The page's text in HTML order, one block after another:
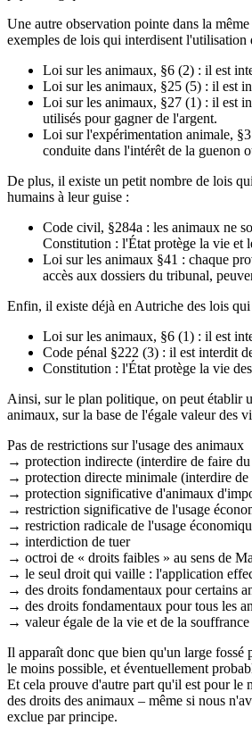
Une autre observation pointe dans la
exemples de lois qui interdisent
Loi sur les animaux, §6 (2) : il est
Loi sur les animaux, §25 (5) : il est
Loi sur les animaux, §27 (1) : il est
utilisés pour gagner de l'argent.
Loi sur l'expérimentation animale,
conduite dans l'intérêt de la guenon
De plus, il existe un petit nombre de lois
humains à leur guise :
Code civil, §284a : les animaux ne
Constitution : l'État protège la vie et
Loi sur les animaux §41 : chaque
accès aux dossiers du tribunal,
Enfin, il existe déjà en Autriche des lois
Loi sur les animaux, §6 (1) : il est
Code pénal §222 (3) : il est interdit
Constitution : l'État protège la vie
Ainsi, sur le plan politique, on peut établir
animaux, sur la base de l'égale valeur des
Pas de restrictions sur l'usage des animaux
→ protection indirecte (interdire de faire
→ protection directe minimale (interdire
→ protection significative d'animaux
→ restriction significative de l'usage
→ restriction radicale de l'usage
→ interdiction de tuer
→ octroi de « droits faibles » au sens de
→ le seul droit qui vaille : l'application
→ des droits fondamentaux pour certains
→ des droits fondamentaux pour tous les
→ valeur égale de la vie et de la
Il apparaît donc que bien qu'un large
le moins possible, et éventuellement
Et cela prouve d'autre part qu'il est pour le
des droits des animaux – même si nous
exclue par principe.